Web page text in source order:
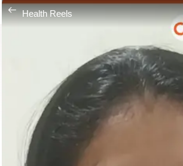
Health Reels